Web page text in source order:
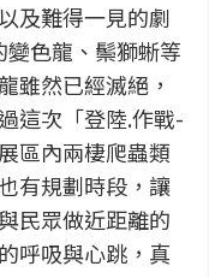
及難得一見的劇
色龍、鬃獅蜥等
雖然已經滅絕，
這次「登陸.作戰-
區內兩棲爬蟲類
有規劃時段，讓
民眾做近距離的
呼吸與心跳，真